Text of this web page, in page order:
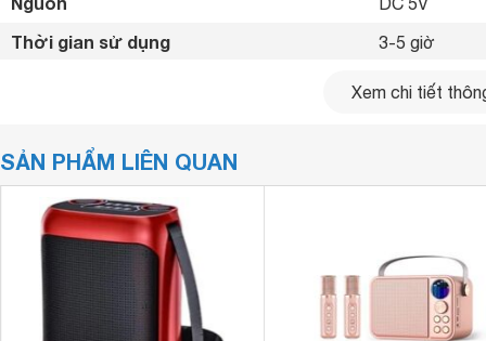
Thời gian sử dụng 3-5 giờ
Có 2 micro
Kết nối khác
Khoảng cách kết nối tối đa
Kích thước loa chính
Khối lượng loa chính 2.16 kg
Xem chi tiết
SẢN PHẨM LIÊN QUAN